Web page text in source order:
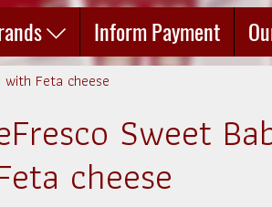
Inform Payment
with Feta cheese
Sweet
cheese